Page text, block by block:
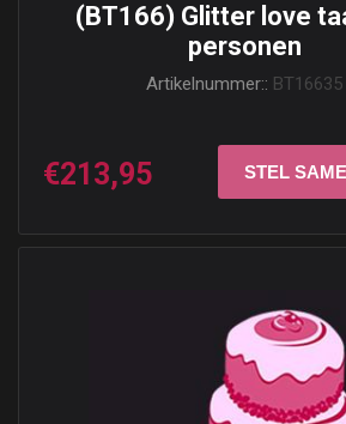
(BT166) Glitter love
personen
Artikelnummer:: BT16635
€213,95